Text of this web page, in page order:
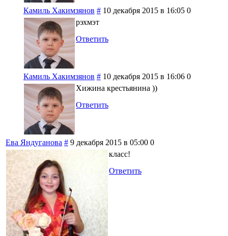
Камиль Хакимзянов # 10 декабря 2015 в 16:05 0
рэхмэт
Ответить
Камиль Хакимзянов # 10 декабря 2015 в 16:06 0
Хижина крестьянина ))
Ответить
Ева Яндуганова # 9 декабря 2015 в 05:00 0
класс!
Ответить